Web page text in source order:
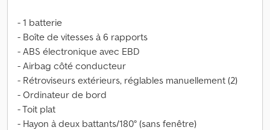
- 1 batterie
- Boîte de vitesses à 6 rapports
- ABS électronique avec EBD
- Airbag côté conducteur
- Rétroviseurs extérieurs, réglables manuellement (2)
- Ordinateur de bord
- Toit plat
- Hayon à deux battants/180° (sans fenêtre)